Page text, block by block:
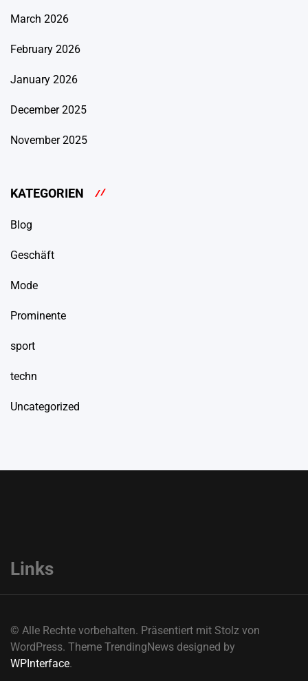
March 2026
February 2026
January 2026
December 2025
November 2025
KATEGORIEN
Blog
Geschäft
Mode
Prominente
sport
techn
Uncategorized
Links
© Alle Rechte vorbehalten. Präsentiert mit Stolz von
WordPress. Theme TrendingNews designed by
WPInterface.